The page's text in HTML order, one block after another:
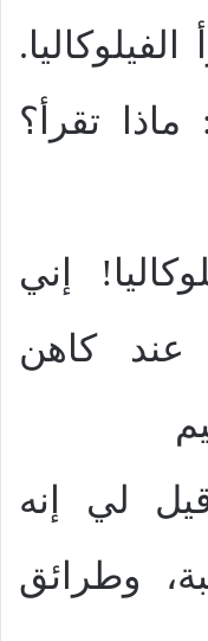
ماذا تقرأ؟
إني
عند كاهن
لي إنه
وطرائق